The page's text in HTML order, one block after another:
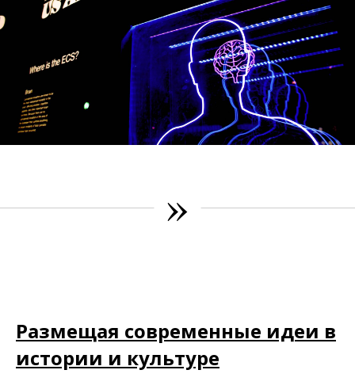
»
Размещая современные идеи в
истории и культуре